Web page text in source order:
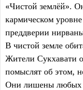
«Чистой землёй».
кармическом
преддверии
В чистой земле
Жители Сукхавати
помыслят об этом,
Они лишены любых